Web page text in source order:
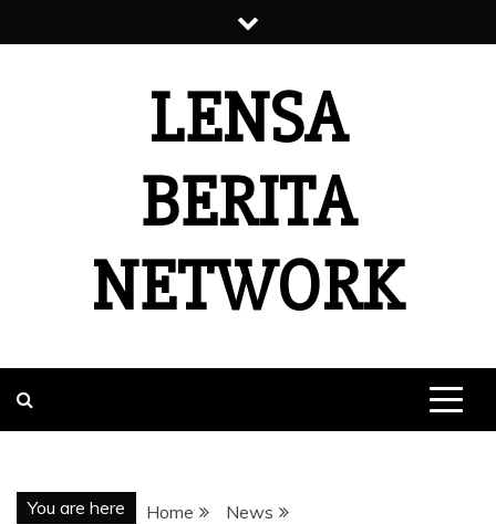
to
LENSA
BERITA
NETWORK
You are here Home
News